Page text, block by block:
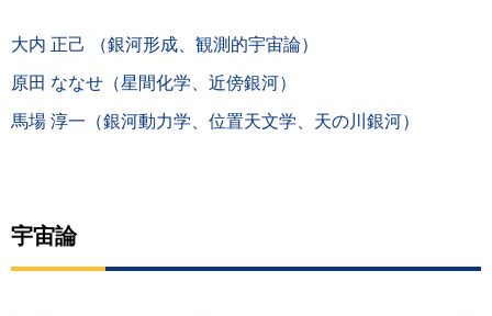
大内 正己 （銀河形成、観測的宇宙論）
原田 ななせ（星間化学、近傍銀河）
馬場 淳一（銀河動力学、位置天文学、天の川銀河）
宇宙論